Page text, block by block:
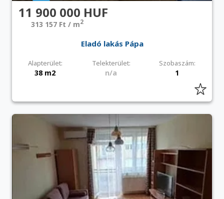
11 900 000 HUF
313 157 Ft / m2
Eladó lakás Pápa
Alapterület: Telekterület: Szobaszám:
38 m2 n/a 1